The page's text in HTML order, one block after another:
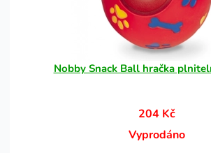
Nobby Snack Ball hračka
204 Kč
Vyprodáno